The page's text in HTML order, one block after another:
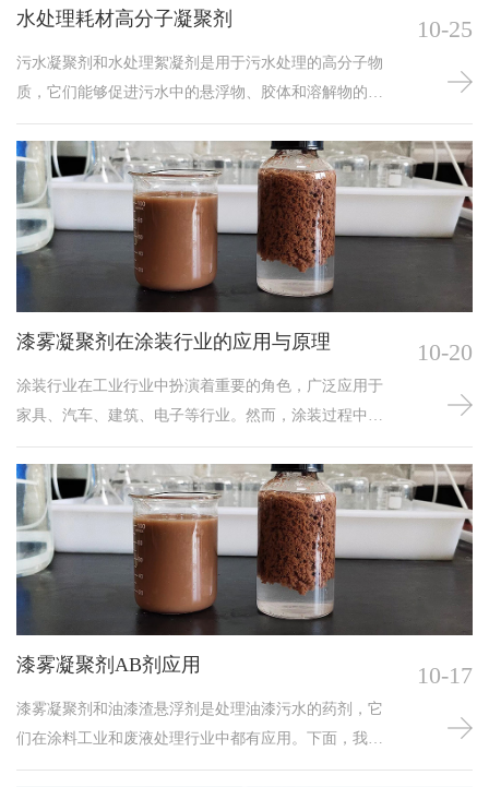
高分子絮凝剂吸附架桥结合成更大的絮凝物。
水处理耗材高分子凝聚剂
污水凝聚剂和水处理絮凝剂是用于污水处理的高分子物
质，它们能够促进污水中的悬浮物、胶体和溶解物的凝
聚和絮凝，从而方便后续的处理和净化；介绍污水凝聚
剂和水处理絮凝剂的作用机理、种类、应用范围以及未
来的发展趋势。
10-25
漆雾凝聚剂在涂装行业的应用与原理
涂装行业在工业行业中扮演着重要的角色，广泛应用于
家具、汽车、建筑、电子等行业。然而，涂装过程中产
生的漆雾污水对水环境造成影响。为了解决这一问题，
漆雾凝聚剂作为一种涂装材料应运而生。本文将详细介
绍漆雾凝聚剂在涂装行业的应用和原理。
10-20
漆雾凝聚剂AB剂应用
漆雾凝聚剂和油漆渣悬浮剂是处理油漆污水的药剂，它
们在涂料工业和废液处理行业中都有应用。下面，我们
将分别对它们进行详细介绍。漆雾凝聚剂是一种能够将
10-17